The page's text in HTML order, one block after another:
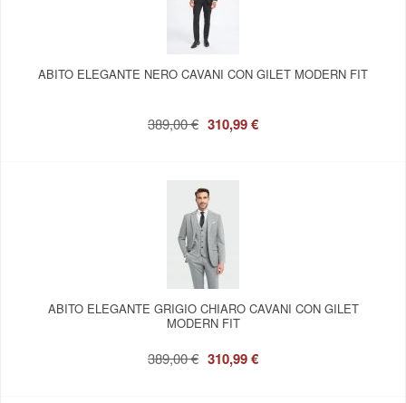
ABITO ELEGANTE NERO CAVANI CON GILET MODERN FIT
389,00 € 310,99 €
ABITO ELEGANTE GRIGIO CHIARO CAVANI CON GILET
MODERN FIT
389,00 € 310,99 €